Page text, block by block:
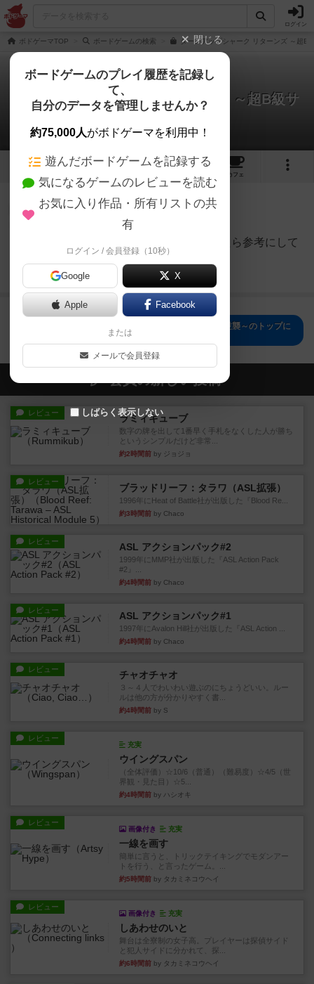
ログイン
ボドゲーマTOP ボードゲームの検索 ターンアップシャーク リターンズ ～超B
ターンアップシャーク リターンズ ～超B級サ
メの逆襲～
1件のルール/インスト
3
カフェ
78名 0
インスト動画あるので、良かったら参考にして
続きを読む（4年以上前）
勇者
ターンアップシャーク リターンズ ～超B級サメの逆襲～のトップに
会員の新しい投稿
レビュー ラミィキューブ
数字の牌を出して1番早く手札をなくした人が勝ち
というシンプルだけど非常...
約2時間前 by ジョジョ
レビュー
ブラッドリーフ：タラワ（ASL拡張）
1996年にHeat of Battle社が出版した『Blood Re...
約3時間前 by Chaco
レビュー ASL アクションパック#2
1999年にMMP社が出版した『ASL Action Pack
#2』...
約4時間前 by Chaco
レビュー ASL アクションパック#1
1997年にAvalon Hill社が出版した『ASL Action ...
約4時間前 by Chaco
レビュー チャオチャオ
３～４人でわいわい遊ぶのにちょうどいい。ルー
ルは他の方が分かりやすく書...
約4時間前 by S
レビュー
充実
ウイングスパン
（全体評価）☆10/6（普通）（難易度）☆4/5（世
界観・見た目）☆5...
約4時間前 by ハシオキ
レビュー
画像付き 充実
一線を画す
簡単に言うと、トリックテイキングでモダンアー
トを行う、と言ったゲーム。...
約5時間前 by タカミネコウヘイ
レビュー
画像付き 充実
しあわせのいと
舞台は全寮制の女子高。プレイヤーは探偵サイド
と犯人サイドに分かれて、探...
約6時間前 by タカミネコウヘイ
閉じる
ボードゲームのプレイ履歴を記録し
て、
自分のデータを管理しませんか？
約75,000人がボドゲーマを利用中！
遊んだボードゲームを記録する
気になるゲームのレビューを読む
お気に入り作品・所有リストの共
有
ログイン / 会員登録（10秒）
Google X
Apple Facebook
または
メールで会員登録
しばらく表示しない